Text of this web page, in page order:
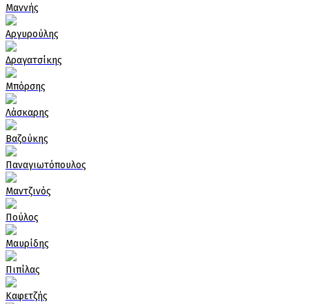
Μαννής
Αργυρούλης
Δραγατσίκης
Μπόρσης
Λάσκαρης
Βαζούκης
Παναγιωτόπουλος
Μαντζινός
Πούλος
Μαυρίδης
Πιπίλας
Καφετζής